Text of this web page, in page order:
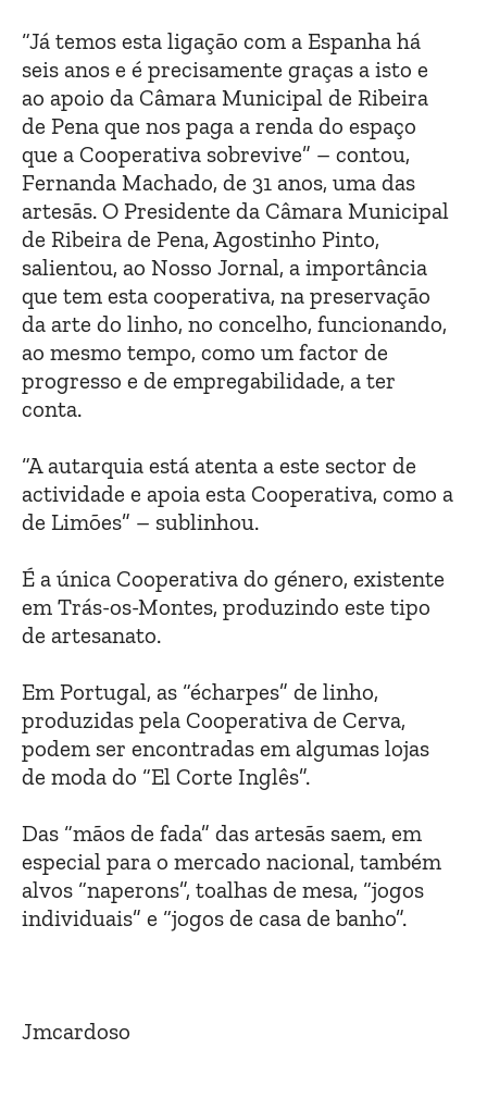
“Já temos esta ligação com a Espanha há
seis anos e é precisamente graças a isto e
ao apoio da Câmara Municipal de Ribeira
de Pena que nos paga a renda do espaço
que a Cooperativa sobrevive” – contou,
Fernanda Machado, de 31 anos, uma das
artesãs. O Presidente da Câmara Municipal
de Ribeira de Pena, Agostinho Pinto,
salientou, ao Nosso Jornal, a importância
que tem esta cooperativa, na preservação
da arte do linho, no concelho, funcionando,
ao mesmo tempo, como um factor de
progresso e de empregabilidade, a ter
conta.
“A autarquia está atenta a este sector de
actividade e apoia esta Cooperativa, como a
de Limões” – sublinhou.
É a única Cooperativa do género, existente
em Trás-os-Montes, produzindo este tipo
de artesanato.
Em Portugal, as “écharpes” de linho,
produzidas pela Cooperativa de Cerva,
podem ser encontradas em algumas lojas
de moda do “El Corte Inglês”.
Das “mãos de fada” das artesãs saem, em
especial para o mercado nacional, também
alvos “naperons”, toalhas de mesa, “jogos
individuais” e “jogos de casa de banho”.
Jmcardoso